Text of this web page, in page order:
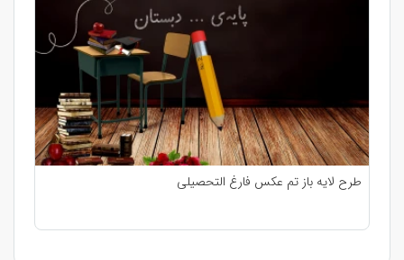
طرح لایه باز تم عکس فارغ التحصیلی